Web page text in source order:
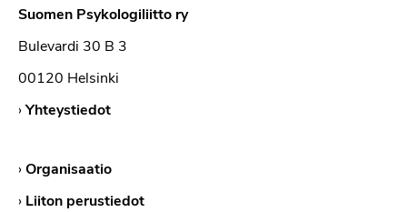
Suomen Psykologiliitto ry
Bulevardi 30 B 3
00120 Helsinki
›Yhteystiedot
›Organisaatio
› Liiton perustiedot